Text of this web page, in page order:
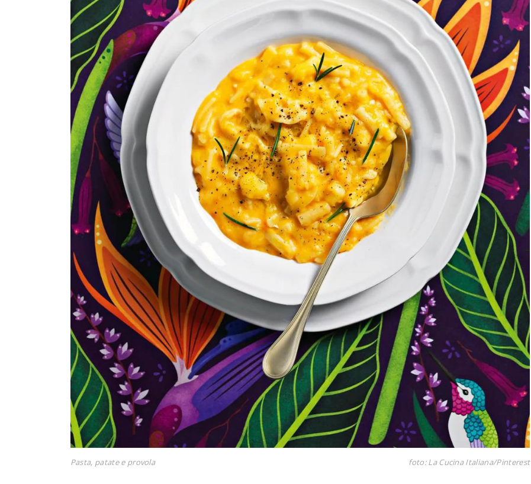
Pasta, patate e provola foto: La Cucina Italiana/Pinterest